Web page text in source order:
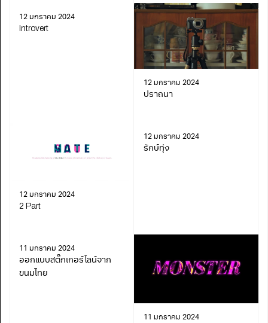
12 มกราคม 2024
Introvert
12 มกราคม 2024
ปราถนา
12 มกราคม 2024
2 Part
12 มกราคม 2024
รักษ์ทุ่ง
11 มกราคม 2024
ออกแบบสติ๊กเกอร์ไลน์จาก
ขนมไทย
11 มกราคม 2024